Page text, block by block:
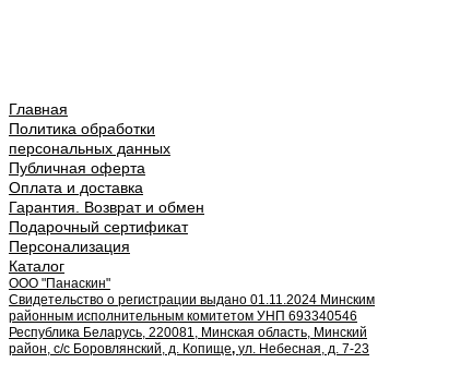
Главная
Политика обработки
персональных данных
Публичная оферта
Оплата и доставка
Гарантия. Возврат и обмен
Подарочный сертификат
Персонализация
Каталог
ООО "Панаскин"
Свидетельство о регистрации выдано 01.11.2024 Минским
районным исполнительным комитетом УНП 693340546
Республика Беларусь, 220081, Минская область, Минский
район, с/с Боровлянский, д. Копище, ул. Небесная, д. 7-23